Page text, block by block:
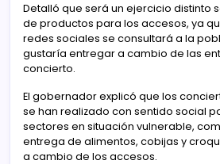
Detalló que será un ejercicio distinto
de productos para los accesos, ya
redes sociales se consultará a la
gustaría entregar a cambio de las
concierto.
El gobernador explicó que los
se han realizado con sentido social
sectores en situación vulnerable,
entrega de alimentos, cobijas y
a cambio de los accesos.